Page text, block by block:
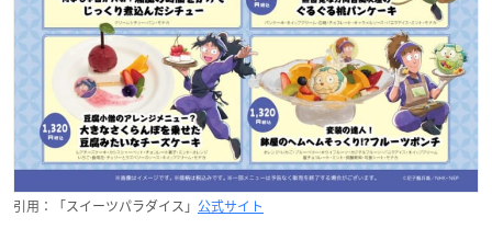
引用：「スイーツパラダイス」 公式サイト